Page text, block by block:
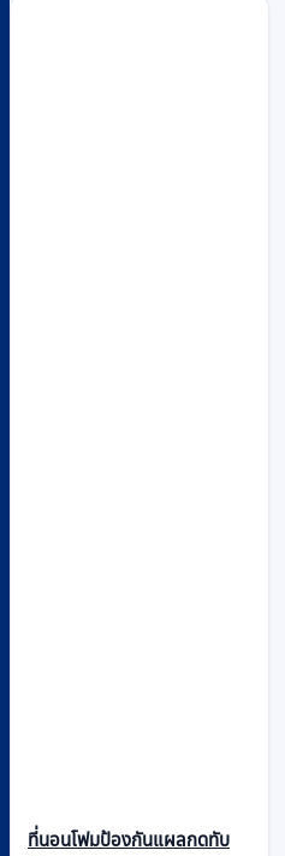
ที่นอนโฟมป้องกันแผลกดทับ